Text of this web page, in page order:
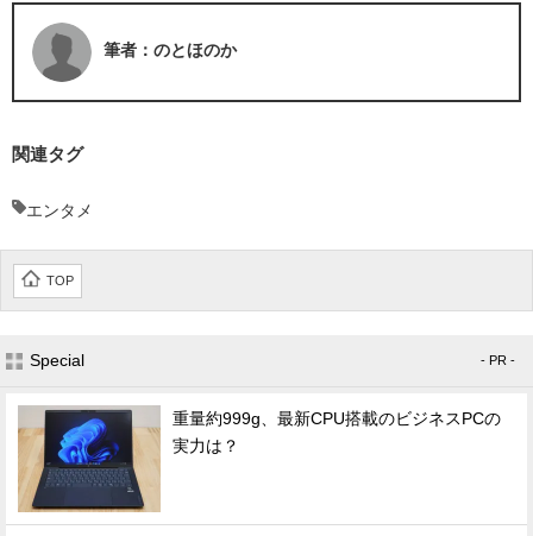
筆者：のとほのか
関連タグ
エンタメ
TOP
Special - PR -
重量約999g、最新CPU搭載のビジネスPCの
実力は？